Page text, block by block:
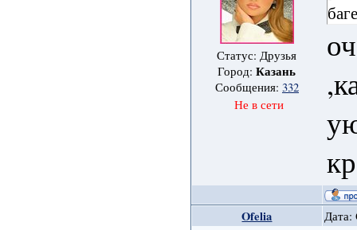
Статус: Друзья
Город:Казань
Сообщения: 332
Не в сети
Ofelia Дата: